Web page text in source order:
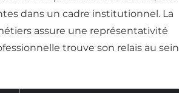
dans un cadre institutionnel. La
assure une représentativité
trouve son relais au sein